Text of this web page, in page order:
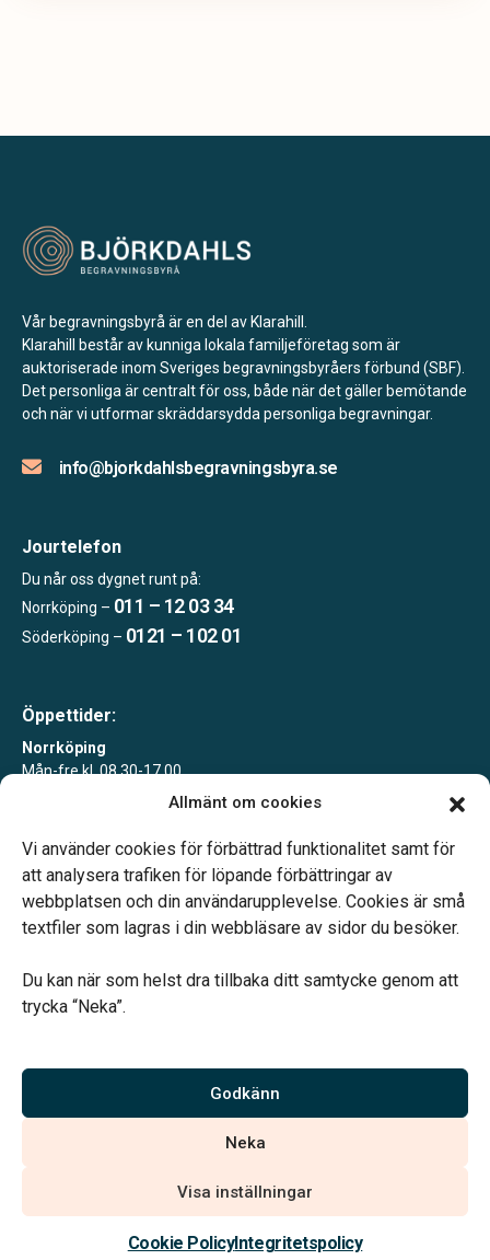
Allmänt om cookies
Vi använder cookies för förbättrad funktionalitet samt för
att analysera trafiken för löpande förbättringar av
webbplatsen och din användarupplevelse. Cookies är små
textfiler som lagras i din webbläsare av sidor du besöker.
Du kan när som helst dra tillbaka ditt samtycke genom att
trycka “Neka”.
Godkänn
Neka
Visa inställningar
Cookie PolicyIntegritetspolicy
Kontakta oss
Vår begravningsbyrå är en del av Klarahill.
Klarahill består av kunniga lokala familjeföretag som är
auktoriserade inom Sveriges begravningsbyråers förbund (SBF).
Det personliga är centralt för oss, både när det gäller bemötande
och när vi utformar skräddarsydda personliga begravningar.
info@bjorkdahlsbegravningsbyra.se
Jourtelefon
Du når oss dygnet runt på:
Norrköping – 011 – 12 03 34
Söderköping – 0121 – 102 01
Öppettider:
Norrköping
Mån-fre kl. 08.30-17.00
Tisdagar 10-15 eller enligt överenskommelse
Vårt systerbolag Verahill hjälper dig med familjejuridiken –
Vi är auktoriserade av Sveriges Begravningsbyråers Förbund och
har högt ställda krav på utbildning, kvalitet, miljö och arbetsmiljö.